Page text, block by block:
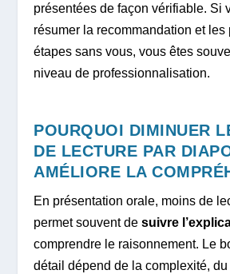
présentées de façon vérifiable. Si
résumer la recommandation et les
étapes sans vous, vous êtes
niveau de professionnalisation.
POURQUOI DIMINUER
DE LECTURE PAR
AMÉLIORE LA
En présentation orale, moins de
permet souvent desuivre
comprendre le raisonnement. Le
détail dépend de la complexité,